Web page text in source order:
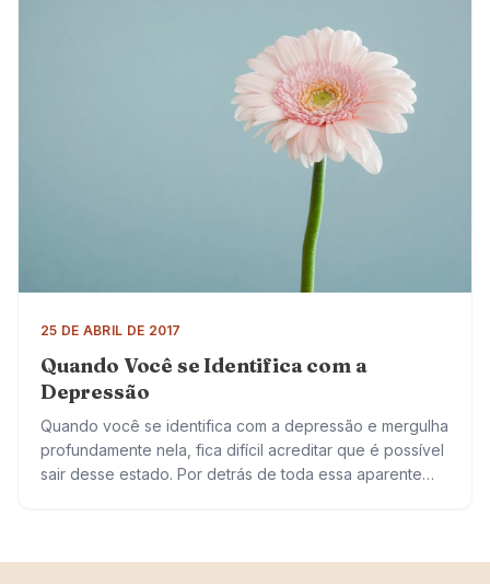
25 DE ABRIL DE 2017
Quando Você se Identifica com a
Depressão
Quando você se identifica com a depressão e mergulha
profundamente nela, fica difícil acreditar que é possível
sair desse estado. Por detrás de toda essa aparente